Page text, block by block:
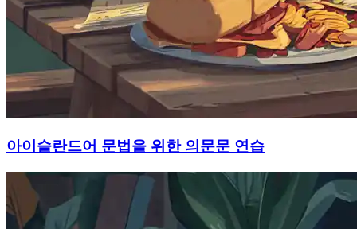
아이슬란드어 문법을 위한 의문문 연습